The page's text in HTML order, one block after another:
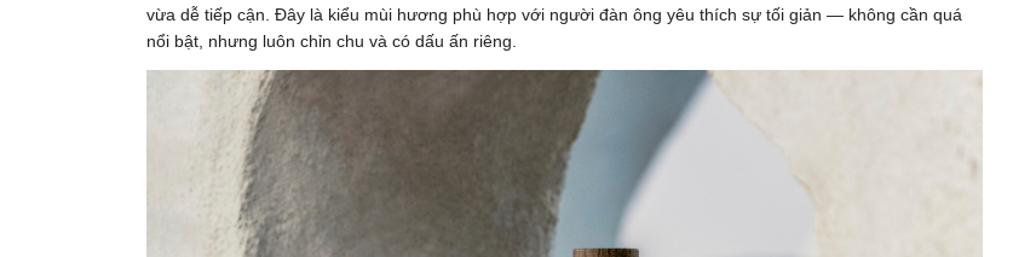
vừa dễ tiếp cận. Đây là kiểu mùi hương phù hợp với người đàn ông yêu thích sự tối giản — không cần quá
nổi bật, nhưng luôn chỉn chu và có dấu ấn riêng.